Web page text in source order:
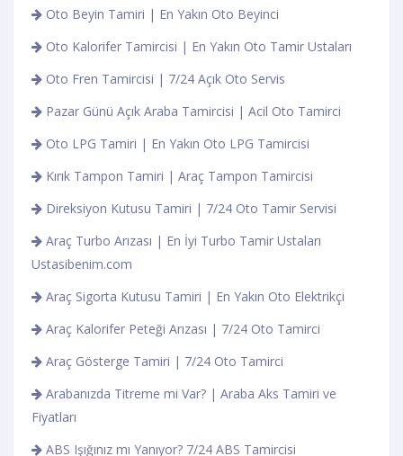
Oto Beyin Tamiri | En Yakın Oto Beyinci
Oto Kalorifer Tamircisi | En Yakın Oto Tamir Ustaları
Oto Fren Tamircisi | 7/24 Açık Oto Servis
Pazar Günü Açık Araba Tamircisi | Acil Oto Tamirci
Oto LPG Tamiri | En Yakın Oto LPG Tamircisi
Kırık Tampon Tamiri | Araç Tampon Tamircisi
Direksiyon Kutusu Tamiri | 7/24 Oto Tamir Servisi
Araç Turbo Arızası | En İyi Turbo Tamir Ustaları
Ustasibenim.com
Araç Sigorta Kutusu Tamiri | En Yakın Oto Elektrikçi
Araç Kalorifer Peteği Arızası | 7/24 Oto Tamirci
Araç Gösterge Tamiri | 7/24 Oto Tamirci
Arabanızda Titreme mi Var? | Araba Aks Tamiri ve
Fiyatları
ABS Işığınız mı Yanıyor? 7/24 ABS Tamircisi